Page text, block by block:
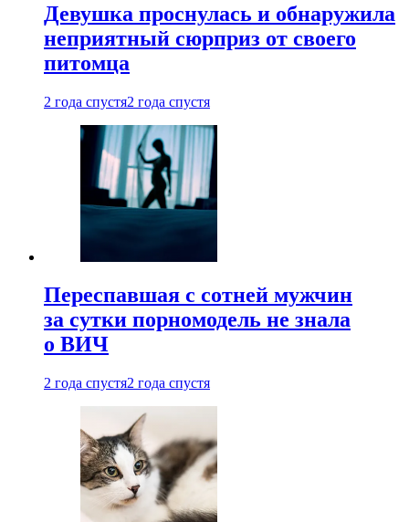
Девушка проснулась и обнаружила
неприятный сюрприз от своего
питомца
2 года спустя2 года спустя
Переспавшая с сотней мужчин
за сутки порномодель не знала
о ВИЧ
2 года спустя2 года спустя